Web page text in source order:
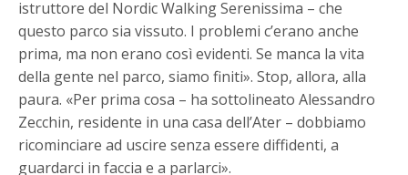
istruttore del Nordic Walking Serenissima – che
questo parco sia vissuto. I problemi c’erano anche
prima, ma non erano così evidenti. Se manca la vita
della gente nel parco, siamo finiti». Stop, allora, alla
paura. «Per prima cosa – ha sottolineato Alessandro
Zecchin, residente in una casa dell’Ater – dobbiamo
ricominciare ad uscire senza essere diffidenti, a
guardarci in faccia e a parlarci».